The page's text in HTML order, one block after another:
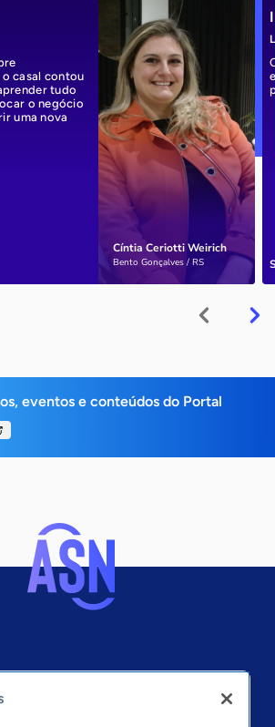
Cíntia Ceriotti Weirich
Bento Gonçalves / RS
casal contou
tudo
o negócio
uma nova
eventos e conteúdos do Portal